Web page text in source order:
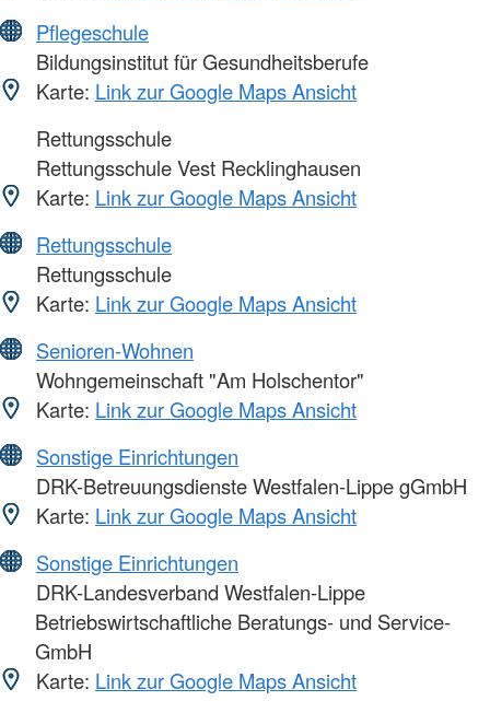
Pflegeschule
Bildungsinstitut für Gesundheitsberufe
Karte: Link zur Google Maps Ansicht
Rettungsschule
Rettungsschule Vest Recklinghausen
Karte: Link zur Google Maps Ansicht
Rettungsschule
Rettungsschule
Karte: Link zur Google Maps Ansicht
Senioren-Wohnen
Wohngemeinschaft "Am Holschentor"
Karte: Link zur Google Maps Ansicht
Sonstige Einrichtungen
DRK-Betreuungsdienste Westfalen-Lippe gGmbH
Karte: Link zur Google Maps Ansicht
Sonstige Einrichtungen
DRK-Landesverband Westfalen-Lippe
Betriebswirtschaftliche Beratungs- und Service-
GmbH
Karte: Link zur Google Maps Ansicht